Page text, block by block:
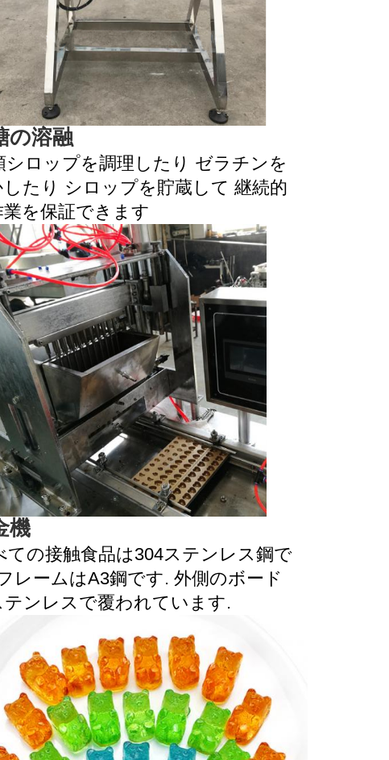
の溶融
シロップを調理したり ゼラチンを
たり シロップを貯蔵して 継続的
を保証できます
機
ての接触食品は304ステンレス鋼で
レームはA3鋼です. 外側のボード
テンレスで覆われています.